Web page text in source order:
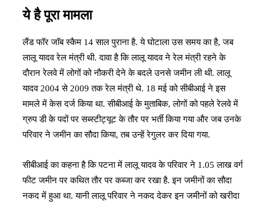
ये है पूरा मामला
लैंड फॉर जॉब स्कैम 14 साल पुराना है. ये घोटाला उस समय का है, जब
लालू यादव रेल मंत्री थी. दावा है कि लालू यादव ने रेल मंत्री रहने के
दौरान रेलवे में लोगों को नौकरी देने के बदले उनसे जमीन ली थी. लालू
यादव 2004 से 2009 तक रेल मंत्री थे. 18 मई को सीबीआई ने इस
मामले में केस दर्ज किया था. सीबीआई के मुताबिक, लोगों को पहले रेलवे में
ग्रुप डी के पदों पर सब्स्टीट्यूट के तौर पर भर्ती किया गया और जब उनके
परिवार ने जमीन का सौदा किया, तब उन्हें रेगुलर कर दिया गया.
सीबीआई का कहना है कि पटना में लालू यादव के परिवार ने 1.05 लाख वर्ग
फीट जमीन पर कथित तौर पर कब्जा कर रखा है. इन जमीनों का सौदा
नकद में हुआ था. यानी लालू परिवार ने नकद देकर इन जमीनों को खरीदा